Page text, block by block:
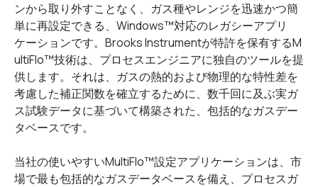
ンから取り外すことなく、ガス種やレンジを迅速かつ簡
単に再設定できる、Windows™対応のレガシーアプリ
ケーションです。Brooks Instrumentが特許を保有するM
ultiFlo™技術は、プロセスエンジニアに独自のツールを提
供します。それは、ガスの熱的および物理的な特性差を
考慮した補正関数を確立するために、数千回に及ぶ実ガ
ス試験データに基づいて構築された、包括的なガスデー
タベースです。
当社の使いやすいMultiFlo™設定アプリケーションは、市
場で最も包括的なガスデータベースを備え、プロセスガ